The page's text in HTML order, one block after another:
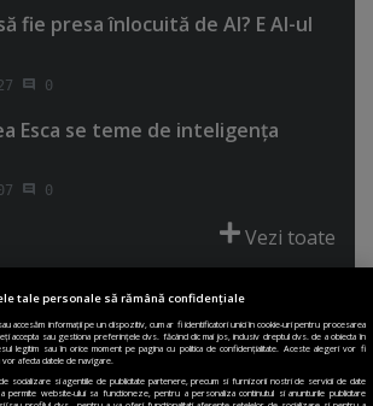
fie presa înlocuită de AI? E AI-ul
0
Esca se teme de inteligenţa
0
Vezi toate
POLITICA DE COLECTARE ACORD COOKIE
DESPRE SITE
ECHIPA
tale personale să rămână confidențiale
accesăm informații pe un dispozitiv, cum ar fi identificatori unici în cookie-uri pentru procesarea
accepta sau gestiona preferințele dvs. făcând clic mai jos, inclusiv dreptul dvs. de a obiecta în
legitim sau în orice moment pe pagina cu politica de confidențialitate. Aceste alegeri vor fi
afecta datele de navigare.
socializare si agentiile de publicitate partenere, precum si furnizorii nostri de servicii de date
a permite website-ului sa functioneze, pentru a personaliza continutul si anunturile publicitare